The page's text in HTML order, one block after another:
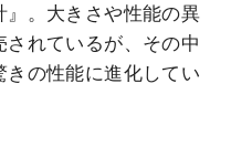
。大きさや性能の異
れているが、その中
の性能に進化してい